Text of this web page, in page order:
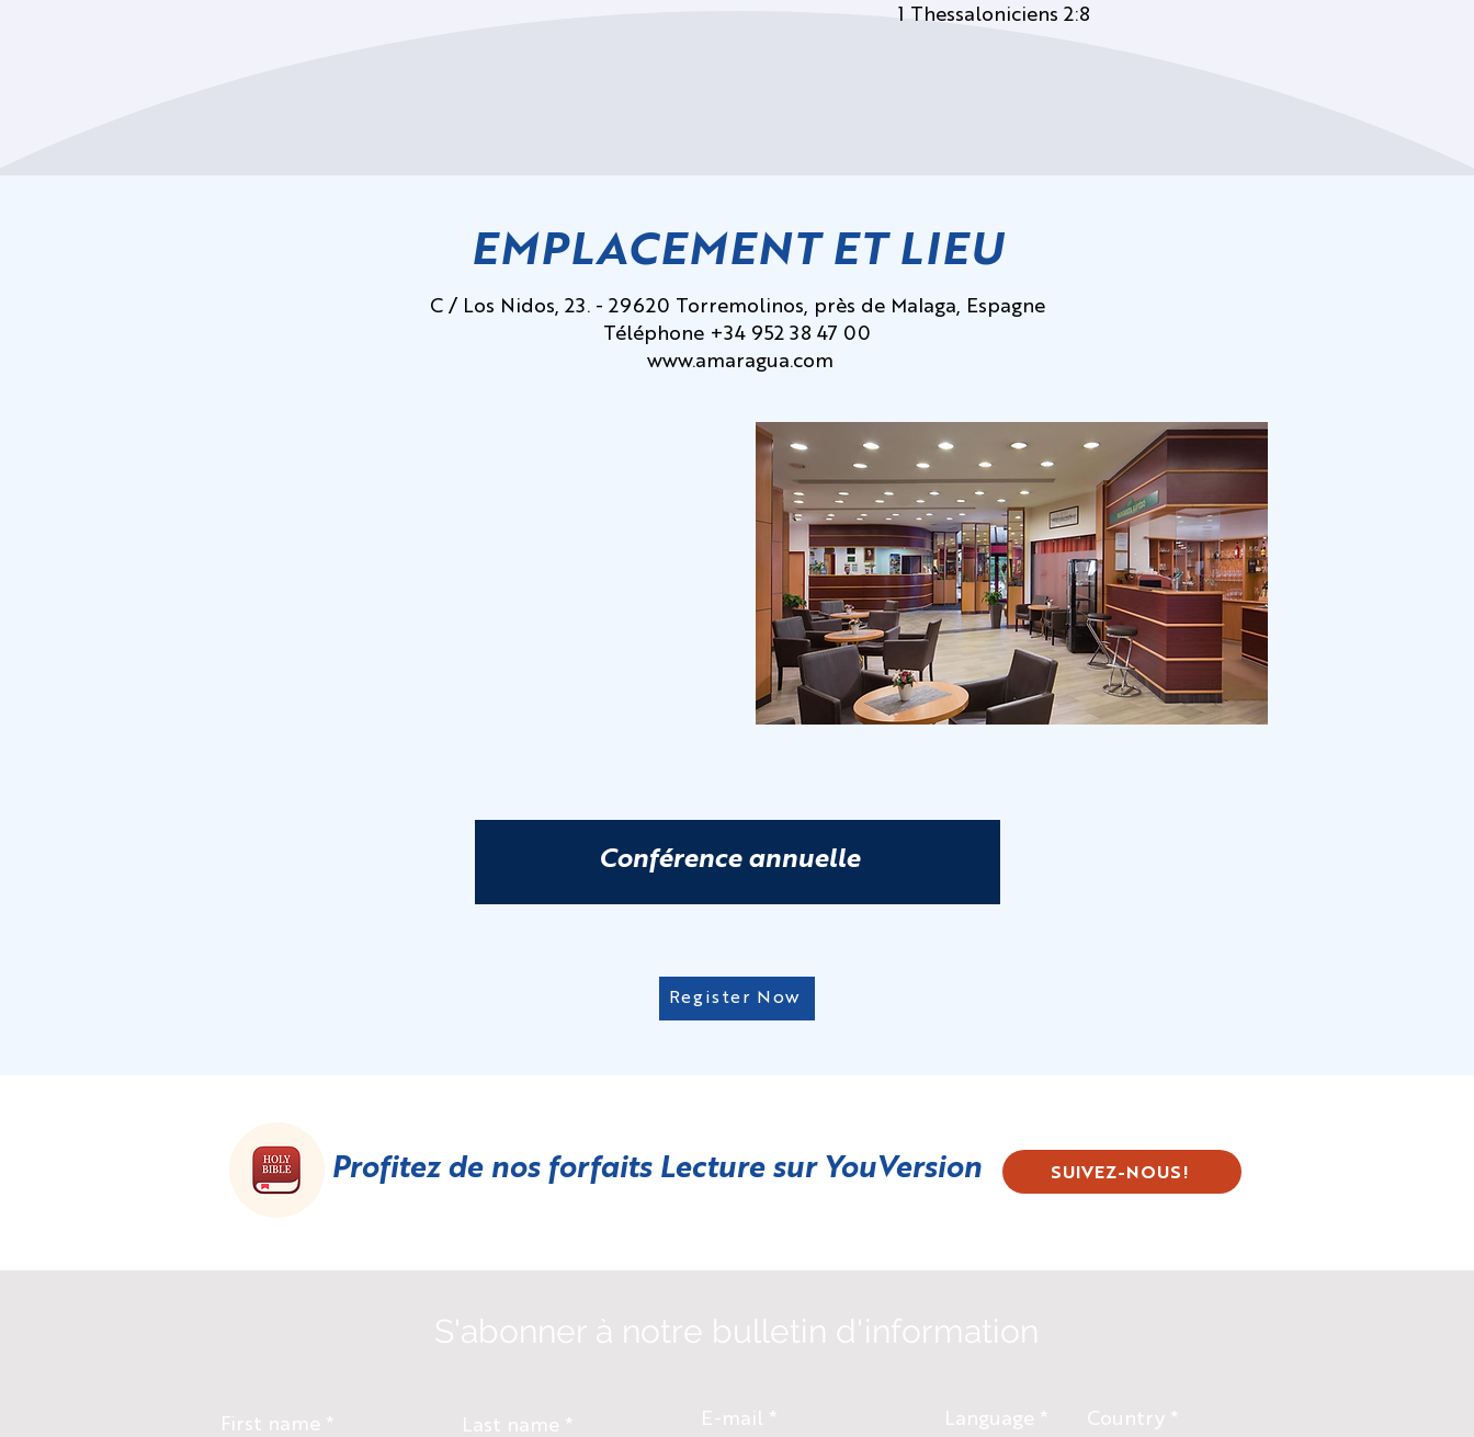
1 Thessaloniciens 2:8
EMPLACEMENT ET LIEU
C / Los Nidos, 23. - 29620 Torremolinos, près de Malaga, Espagne
Téléphone +34 952 38 47 00
www.amaragua.com
Conférence annuelle
Register Now
Profitez de nos forfaits Lecture sur YouVersion SUIVEZ-NOUS!
S'abonner à notre bulletin d'information
First name Last name E-mail Language Country